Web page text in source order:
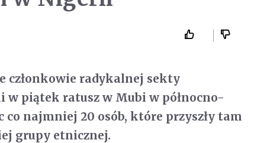
członkowie radykalnej sekty
w piątek ratusz w Mubi w północno-
najmniej 20 osób, które przyszły tam
grupy etnicznej.